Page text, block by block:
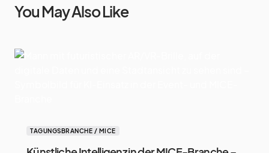
You May Also Like
TAGUNGSBRANCHE / MICE